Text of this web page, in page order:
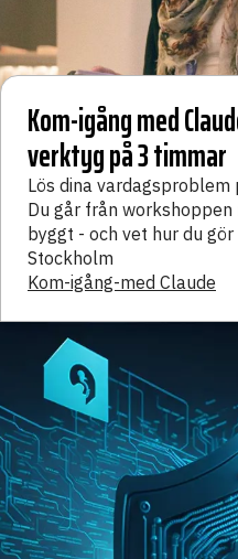
Kom-igång med
verktyg på 3 timmar
Lös dina
Du går från
byggt - och vet hur du
Stockholm
Kom-igång-med Claude